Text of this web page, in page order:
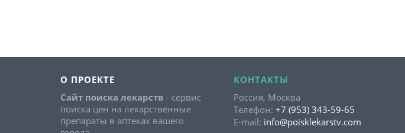
О ПРОЕКТЕ
Сайт поиска лекарств - сервис
поиска цен на лекарственные
препараты в аптеках вашего
КОНТАКТЫ
Россия, Москва
Телефон: +7 (953) 343-59-65
E-mail: info@poisklekarstv.com